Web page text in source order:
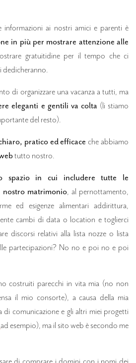
informazioni ai nostri amici e parenti è
in più per mostrare attenzione alle
gratuitidine per il tempo che ci
dedicheranno.
di organizzare una vacanza a tutti, ma
eleganti e gentili va colta (li stiamo
del resto).
pratico ed efficace che abbiamo
tutto nostro.
spazio in cui includere tutte le
matrimonio, al pernottamento,
ed esigenze alimentari addirittura,
cambi di data o location e toglierci
discorsi relativi alla lista nozze o lista
partecipazioni? No no e poi no e poi
costruiti parecchi in vita mia (no non
il mio consorte), a causa della mia
di comunicazione e gli altri miei progetti
ad esempio), ma il sito web è secondo me